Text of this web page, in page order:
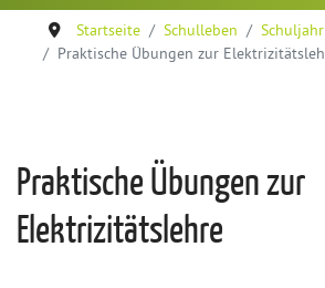
Startseite Schulleben
Praktische Übungen zur
Praktische Übungen zur
Elektrizitätslehre